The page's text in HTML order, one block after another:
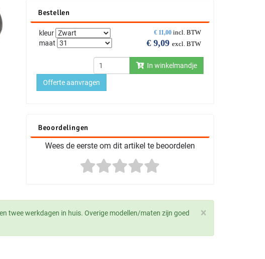
Bestellen
€ 11,00 incl. BTW
€ 9,09 excl. BTW
kleur
maat
In winkelmandje
Offerte aanvragen
Beoordelingen
Wees de eerste om dit artikel te beoordelen
×
twee werkdagen in huis. Overige modellen/maten zijn goed